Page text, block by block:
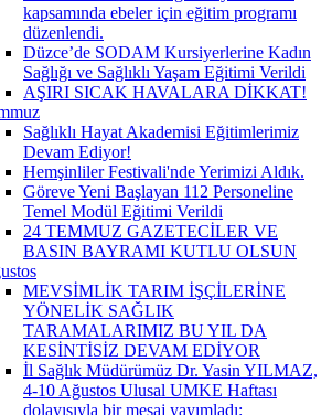
kapsamında ebeler için eğitim programı
düzenlendi.
Düzce’de SODAM Kursiyerlerine Kadın
Sağlığı ve Sağlıklı Yaşam Eğitimi Verildi
AŞIRI SICAK HAVALARA DİKKAT!
Sağlıklı Hayat Akademisi Eğitimlerimiz
Devam Ediyor!
Hemşinliler Festivali'nde Yerimizi Aldık.
Göreve Yeni Başlayan 112 Personeline
Temel Modül Eğitimi Verildi
24 TEMMUZ GAZETECİLER VE
BASIN BAYRAMI KUTLU OLSUN
MEVSİMLİK TARIM İŞÇİLERİNE
YÖNELİK SAĞLIK
TARAMALARIMIZ BU YIL DA
KESİNTİSİZ DEVAM EDİYOR
İl Sağlık Müdürümüz Dr. Yasin YILMAZ,
4-10 Ağustos Ulusal UMKE Haftası
dolayısıyla bir mesaj yayımladı: